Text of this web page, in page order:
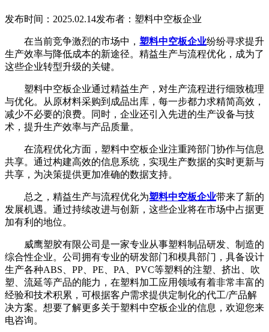
发布时间：2025.02.14发布者：塑料中空板企业
在当前竞争激烈的市场中， 塑料中空板企业纷纷寻求提升
生产效率与降低成本的新途径。精益生产与流程优化，成为了
这些企业转型升级的关键。
塑料中空板企业通过精益生产，对生产流程进行细致梳理
与优化。从原材料采购到成品出库，每一步都力求精简高效，
减少不必要的浪费。同时，企业还引入先进的生产设备与技
术，提升生产效率与产品质量。
在流程优化方面，塑料中空板企业注重跨部门协作与信息
共享。通过构建高效的信息系统，实现生产数据的实时更新与
共享，为决策提供更加准确的数据支持。
总之，精益生产与流程优化为塑料中空板企业带来了新的
发展机遇。通过持续改进与创新，这些企业将在市场中占据更
加有利的地位。
威鹰塑胶有限公司是一家专业从事塑料制品研发、制造的
综合性企业。公司拥有专业的研发部门和模具部门，具备设计
生产各种ABS、PP、PE、PA、PVC等塑料的注塑、挤出、吹
塑、流延等产品的能力，在塑料加工应用领域有着非常丰富的
经验和技术积累，可根据客户需求提供定制化的代工/产品解
决方案。想要了解更多关于塑料中空板企业的信息，欢迎您来
电咨询。